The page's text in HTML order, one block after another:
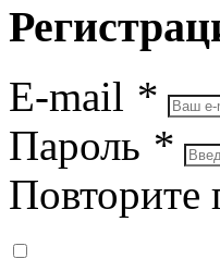
E-mail *
Пароль *
Повторите